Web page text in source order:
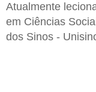
Atualmente
em Ciências
dos Sinos -